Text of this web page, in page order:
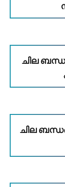
ചില
ചില